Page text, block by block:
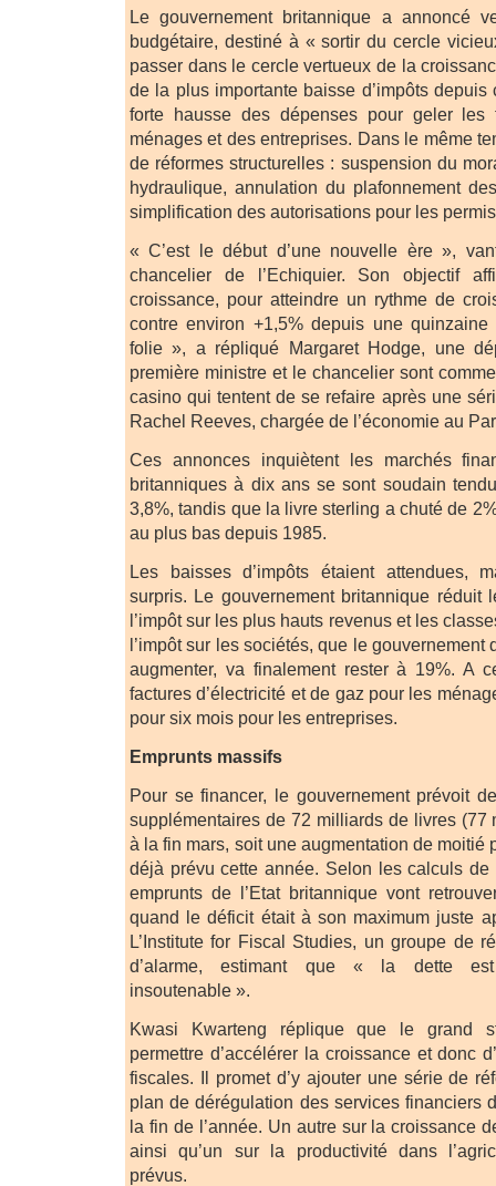
Le gouvernement britannique a annoncé
budgétaire, destiné à « sortir du cercle
passer dans le cercle vertueux de la
de la plus importante baisse d’impôts depuis
forte hausse des dépenses pour geler les
ménages et des entreprises. Dans le même
de réformes structurelles : suspension du
hydraulique, annulation du plafonnement
simplification des autorisations pour les
« C’est le début d’une nouvelle ère »,
chancelier de l’Echiquier. Son objectif
croissance, pour atteindre un rythme de
contre environ +1,5% depuis une quinzaine
folie », a répliqué Margaret Hodge, une
première ministre et le chancelier sont
casino qui tentent de se refaire après une
Rachel Reeves, chargée de l’économie au
Ces annonces inquiètent les marchés
britanniques à dix ans se sont soudain
3,8%, tandis que la livre sterling a chuté de
au plus bas depuis 1985.
Les baisses d’impôts étaient attendues,
surpris. Le gouvernement britannique réduit
l’impôt sur les plus hauts revenus et les
l’impôt sur les sociétés, que le gouvernement
augmenter, va finalement rester à 19%. A
factures d’électricité et de gaz pour les
pour six mois pour les entreprises.
Emprunts massifs
Pour se financer, le gouvernement prévoit
supplémentaires de 72 milliards de livres (77
à la fin mars, soit une augmentation de moitié
déjà prévu cette année. Selon les calculs
emprunts de l’Etat britannique vont
quand le déficit était à son maximum juste
L’Institute for Fiscal Studies, un groupe de
d’alarme, estimant que « la dette
insoutenable ».
Kwasi Kwarteng réplique que le grand
permettre d’accélérer la croissance et donc
fiscales. Il promet d’y ajouter une série de
plan de dérégulation des services financiers
la fin de l’année. Un autre sur la croissance
ainsi qu’un sur la productivité dans
prévus.